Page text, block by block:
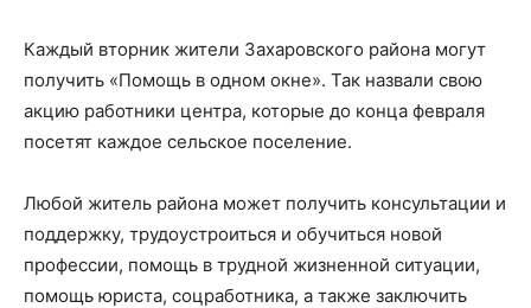
Каждый вторник жители Захаровского района могут
получить «Помощь в одном окне». Так назвали свою
акцию работники центра, которые до конца февраля
посетят каждое сельское поселение.
Любой житель района может получить консультации и
поддержку, трудоустроиться и обучиться новой
профессии, помощь в трудной жизненной ситуации,
помощь юриста, соцработника, а также заключить